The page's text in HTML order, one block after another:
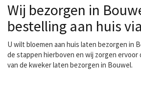
Wij bezorgen in
bestelling aan huis
U wilt bloemen aan huis laten bezorgen in
de stappen hierboven en wij zorgen
van de kweker laten bezorgen in Bouwel.